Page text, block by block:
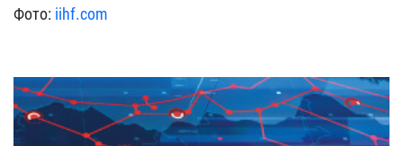
Фото: iihf.com